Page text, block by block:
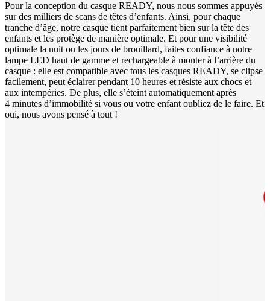
Pour la conception du casque READY, nous nous sommes appuyés
sur des milliers de scans de têtes d’enfants. Ainsi, pour chaque
tranche d’âge, notre casque tient parfaitement bien sur la tête des
enfants et les protège de manière optimale. Et pour une visibilité
optimale la nuit ou les jours de brouillard, faites confiance à notre
lampe LED haut de gamme et rechargeable à monter à l’arrière du
casque : elle est compatible avec tous les casques READY, se clipse
facilement, peut éclairer pendant 10 heures et résiste aux chocs et
aux intempéries. De plus, elle s’éteint automatiquement après
4 minutes d’immobilité si vous ou votre enfant oubliez de le faire. Et
oui, nous avons pensé à tout !